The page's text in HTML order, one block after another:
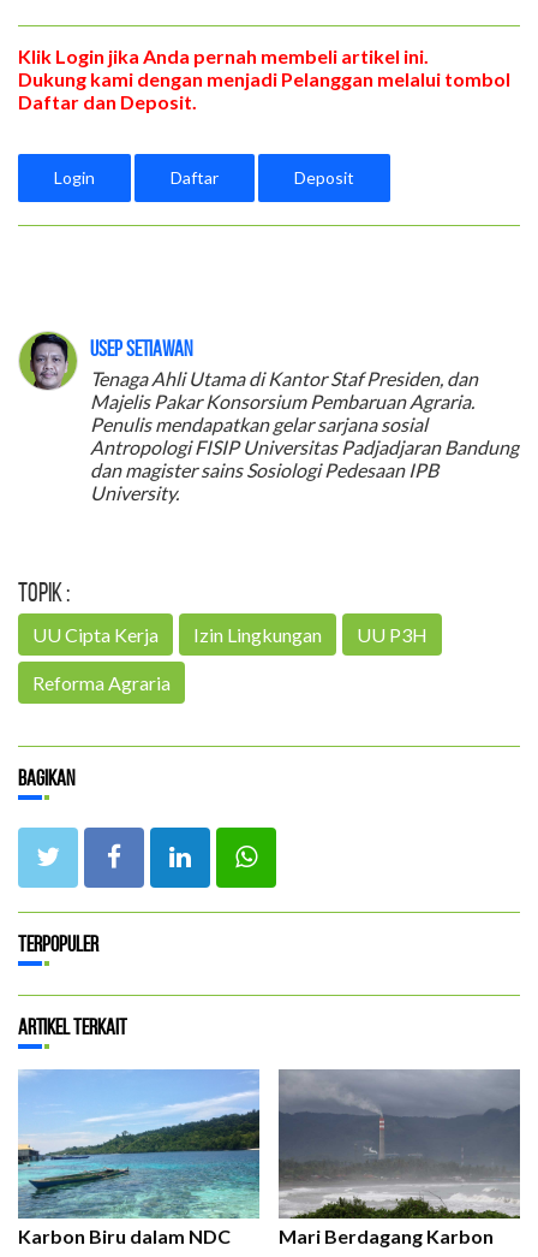
Klik Login jika Anda pernah membeli artikel ini.
Dukung kami dengan menjadi Pelanggan melalui tombol
Daftar dan Deposit.
Login Daftar Deposit
Usep Setiawan
Tenaga Ahli Utama di Kantor Staf Presiden, dan
Majelis Pakar Konsorsium Pembaruan Agraria.
Penulis mendapatkan gelar sarjana sosial
Antropologi FISIP Universitas Padjadjaran Bandung
dan magister sains Sosiologi Pedesaan IPB
University.
Topik :
UU Cipta Kerja Izin Lingkungan UU P3H
Reforma Agraria
Bagikan
Terpopuler
Artikel Terkait
Karbon Biru dalam NDC Mari Berdagang Karbon